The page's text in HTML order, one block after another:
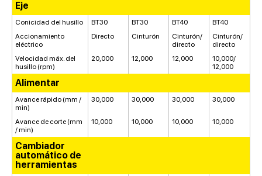
Eje
Conicidad del husillo BT30 BT30 BT40
BT40
Accionamiento
eléctrico
Directo Cinturón
Cinturón/
directo
Cinturón/
directo
Velocidad máx. del
husillo (rpm)
20,000 12,000 12,000
10,000/
12,000
Alimentar
Avance rápido (mm /
min)
30,000 30,000 30,000 30,000
Avance de corte (mm
/ min)
10,000 10,000 10,000 10,000
Cambiador
automático de
herramientas